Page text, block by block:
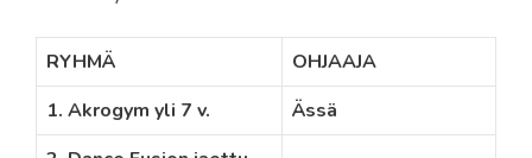
RYHMÄ
OHJAAJA
1. Akrogym yli 7 v.
Ässä